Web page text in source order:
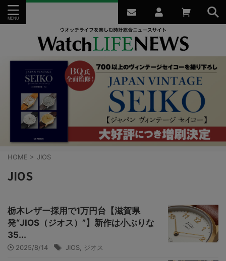
HOME > JIOS
JIOS
栃木レザー採用で1万円台【滋賀県
発“JIOS（ジオス）”】新作は小ぶりな
35...
2025/8/14 JIOS ジオス